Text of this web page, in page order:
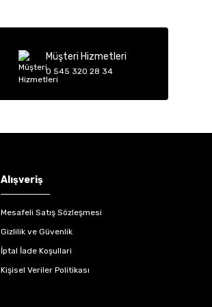
Müşteri Hizmetleri
0 545 320 28 34
Alışveriş
Mesafeli Satış Sözleşmesi
Gizlilik ve Güvenlik
İptal İade Koşullari
Kişisel Veriler Politikası